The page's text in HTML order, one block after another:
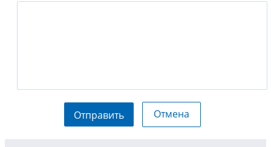
Отправить Отмена